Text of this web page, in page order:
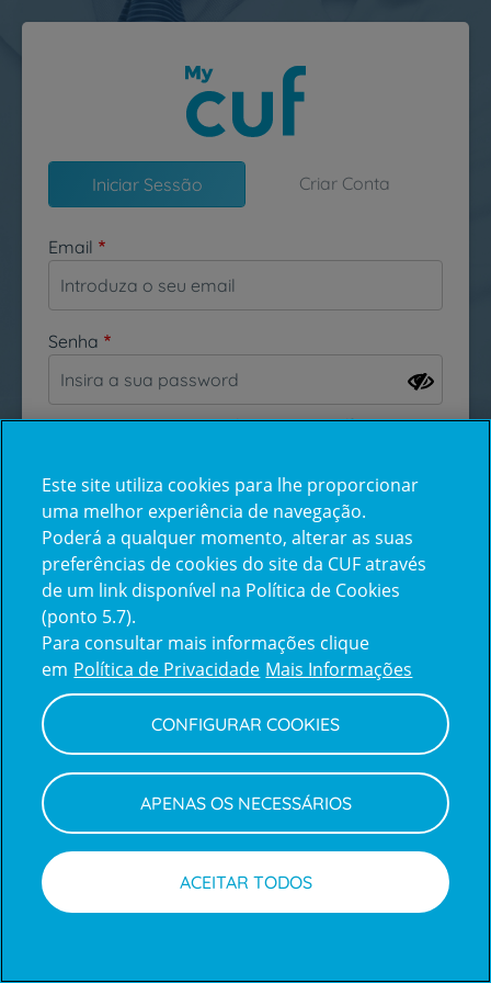
Passar para o conteúdo principal
Iniciar Sessão Criar Conta
Email
Senha
Esqueceu-se da sua password?
Inicie sessão com a Apple
Centro de Apoio ao Cliente | Política de Privacidade e Cookies
Este site utiliza cookies para lhe proporcionar
uma melhor experiência de navegação.
Poderá a qualquer momento, alterar as suas
preferências de cookies do site da CUF através
de um link disponível na Política de Cookies
(ponto 5.7).
Para consultar mais informações clique
em Política de Privacidade Mais Informações
CONFIGURAR COOKIES
APENAS OS NECESSÁRIOS
ACEITAR TODOS